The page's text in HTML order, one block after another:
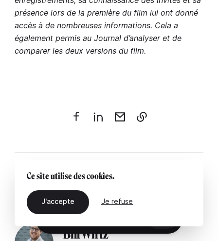
présence lors de la première du film lui ont donné
accès à de nombreuses informations. Cela a
également permis au Journal d’analyser et de
comparer les deux versions du film.
Mis à jour le 16 mars 2021 à 19:38
Bill Wirtz
Ce site utilise des cookies.
J'accepte Je refuse